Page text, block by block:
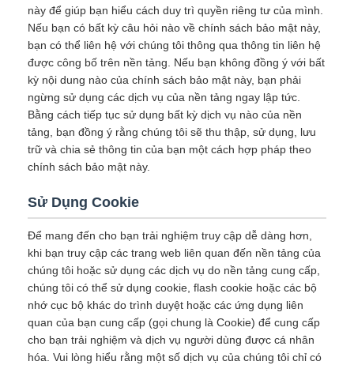
này để giúp bạn hiểu cách duy trì quyền riêng tư của mình.
Nếu bạn có bất kỳ câu hỏi nào về chính sách bảo mật này,
bạn có thể liên hệ với chúng tôi thông qua thông tin liên hệ
được công bố trên nền tảng. Nếu bạn không đồng ý với bất
kỳ nội dung nào của chính sách bảo mật này, bạn phải
ngừng sử dụng các dịch vụ của nền tảng ngay lập tức.
Bằng cách tiếp tục sử dụng bất kỳ dịch vụ nào của nền
tảng, bạn đồng ý rằng chúng tôi sẽ thu thập, sử dụng, lưu
trữ và chia sẻ thông tin của bạn một cách hợp pháp theo
chính sách bảo mật này.
Sử Dụng Cookie
Để mang đến cho bạn trải nghiệm truy cập dễ dàng hơn,
khi bạn truy cập các trang web liên quan đến nền tảng của
chúng tôi hoặc sử dụng các dịch vụ do nền tảng cung cấp,
chúng tôi có thể sử dụng cookie, flash cookie hoặc các bộ
nhớ cục bộ khác do trình duyệt hoặc các ứng dụng liên
quan của bạn cung cấp (gọi chung là Cookie) để cung cấp
cho bạn trải nghiệm và dịch vụ người dùng được cá nhân
hóa. Vui lòng hiểu rằng một số dịch vụ của chúng tôi chỉ có